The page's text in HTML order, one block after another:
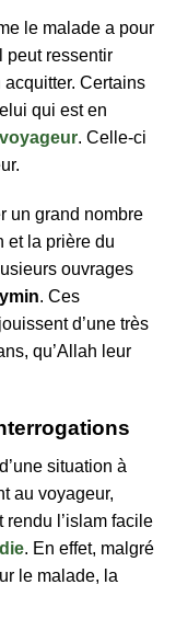
le malade a pour
peut ressentir
acquitter. Certains
qui est en
. Celle-ci
un grand nombre
et la prière du
ouvrages
. Ces
jouissent d’une très
qu’Allah leur
situation à
au voyageur,
rendu l’islam facile
. En effet, malgré
le malade, la